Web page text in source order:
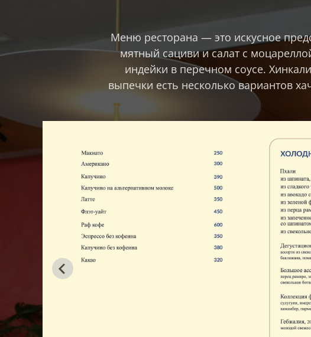
Меню ресторана — это искусное
мятный сациви и салат с
индейки в перечном соусе.
выпечки есть несколько вариантов